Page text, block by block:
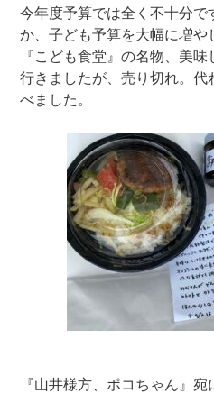
今年度予算では全く不十分で
か、子ども予算を大幅に増や
『こども食堂』の名物、美
行きましたが、売り切れ。代
べました。
『山井様方、ポコちゃん』